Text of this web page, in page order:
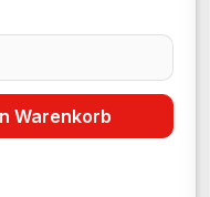
Warenkorb